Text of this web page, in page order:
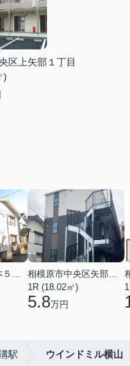
区上矢部１丁目
)
相模原市緑区橋本５丁目
相模原市中央区矢部１丁目
1R (18.02㎡)
5.8万円
駅 ウインドミル横山